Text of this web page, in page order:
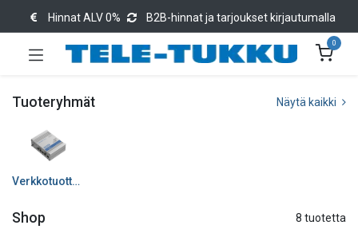
Hinnat ALV 0% B2B-hinnat ja tarjoukset kirjautumalla
0
Tuoteryhmät Näytä kaikki
Verkkotuotteet
Shop 8 tuotetta